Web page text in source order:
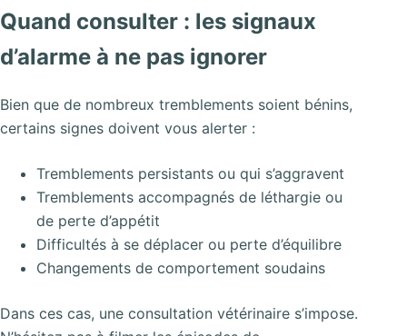
Quand consulter : les signaux
d’alarme à ne pas ignorer
Bien que de nombreux tremblements soient bénins,
certains signes doivent vous alerter :
Tremblements persistants ou qui s’aggravent
Tremblements accompagnés de léthargie ou
de perte d’appétit
Difficultés à se déplacer ou perte d’équilibre
Changements de comportement soudains
Dans ces cas, une consultation vétérinaire s’impose.